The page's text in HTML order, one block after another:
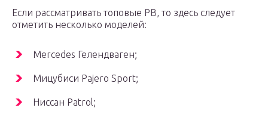
Если рассматривать топовые РВ, то здесь следует
отметить несколько моделей:
Mercedes Гелендваген;
Мицубиси Pajero Sport;
Ниссан Patrol;